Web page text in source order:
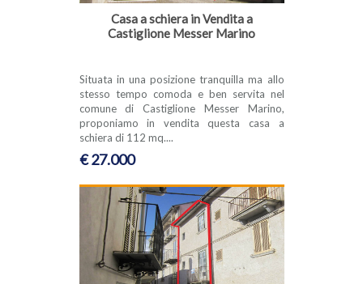
Casa a schiera in Vendita a
Castiglione Messer Marino
Situata in una posizione tranquilla ma allo
stesso tempo comoda e ben servita nel
comune di Castiglione Messer Marino,
proponiamo in vendita questa casa a
schiera di 112 mq....
€ 27.000